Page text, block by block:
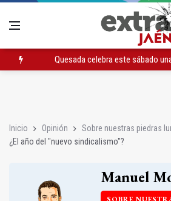
Quesada celebra este sábado
Inicio Opinión
Sobre nuestras piedras
¿El año del "nuevo sindicalismo"?
Manuel